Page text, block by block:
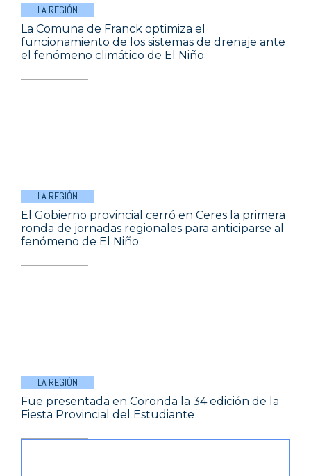
LA REGIÓN
La Comuna de Franck optimiza el
funcionamiento de los sistemas de drenaje ante
el fenómeno climático de El Niño
LA REGIÓN
El Gobierno provincial cerró en Ceres la primera
ronda de jornadas regionales para anticiparse al
fenómeno de El Niño
LA REGIÓN
Fue presentada en Coronda la 34 edición de la
Fiesta Provincial del Estudiante